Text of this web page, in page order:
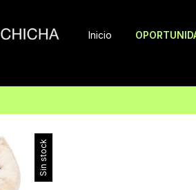
Inicio
Sin stock